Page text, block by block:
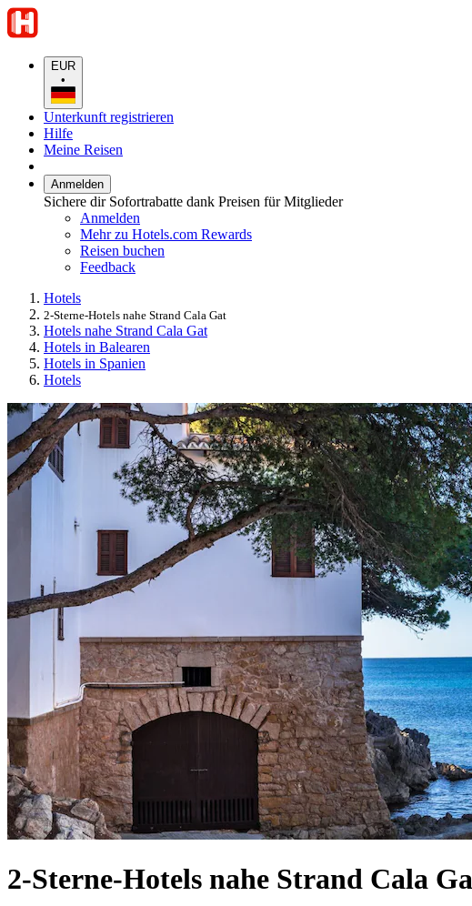
EUR
•
Unterkunft registrieren
Hilfe
Meine Reisen
Anmelden
Sichere dir Sofortrabatte dank Preisen für Mitglieder
Anmelden
Mehr zu Hotels.com Rewards
Reisen buchen
Feedback
Hotels
2-Sterne-Hotels nahe Strand Cala Gat
Hotels nahe Strand Cala Gat
Hotels in Balearen
Hotels in Spanien
Hotels
2-Sterne-Hotels nahe Strand Cala